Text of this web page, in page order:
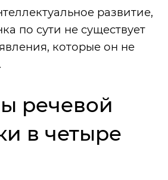
развитие,
по сути не существует
которые он не
речевой
в четыре